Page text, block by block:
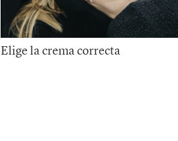
Elige la crema correcta